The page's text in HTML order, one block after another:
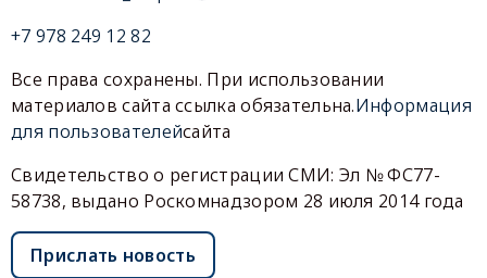
+7 978 249 12 82
Все права сохранены. При использовании
материалов сайта ссылка обязательна.Информация
для пользователейсайта
Свидетельство о регистрации СМИ: Эл № ФС77-
58738, выдано Роскомнадзором 28 июля 2014 года
Прислать новость